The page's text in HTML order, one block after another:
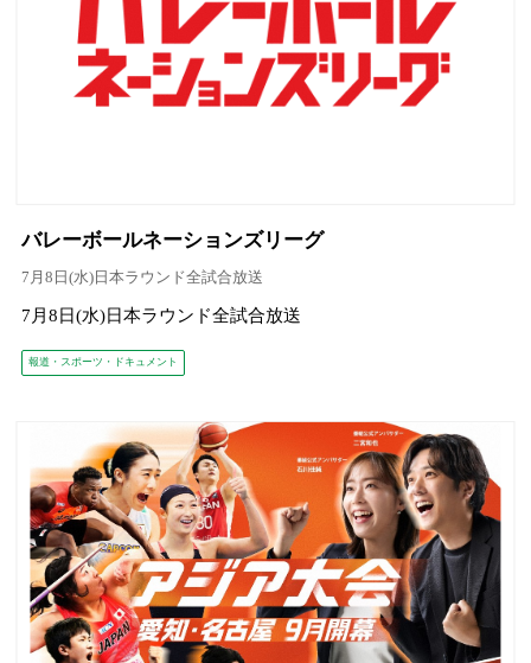
バレーボールネーションズリーグ
7月8日(水)日本ラウンド全試合放送
7月8日(水)日本ラウンド全試合放送
報道・スポーツ・ドキュメント